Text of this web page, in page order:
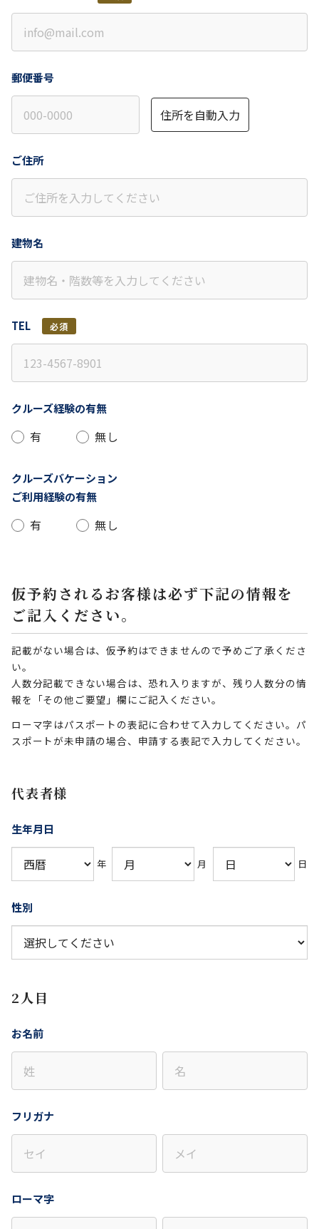
郵便番号
住所を自動入力
ご住所
建物名
TEL 必須
クルーズ経験の有無
有 無し
クルーズバケーション
ご利用経験の有無
有 無し
仮予約されるお客様は必ず下記の情報を
ご記入ください。
記載がない場合は、仮予約はできませんので予めご了承くださ
い。
人数分記載できない場合は、恐れ入りますが、残り人数分の情
報を「その他ご要望」欄にご記入ください。
ローマ字はパスポートの表記に合わせて入力してください。パ
スポートが未申請の場合、申請する表記で入力してください。
代表者様
生年月日
年 月 日
性別
2人目
お名前
フリガナ
ローマ字